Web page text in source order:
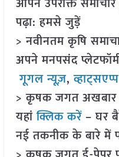
पढ़ा: हमसे जुड़ें
> नवीनतम कृषि
अपने मनपसंद
गूगल न्यूज़,व्हाट्सएप्प
> कृषक जगत अखबार
यहांक्लिक करें– घर
नई तकनीक के बारे में